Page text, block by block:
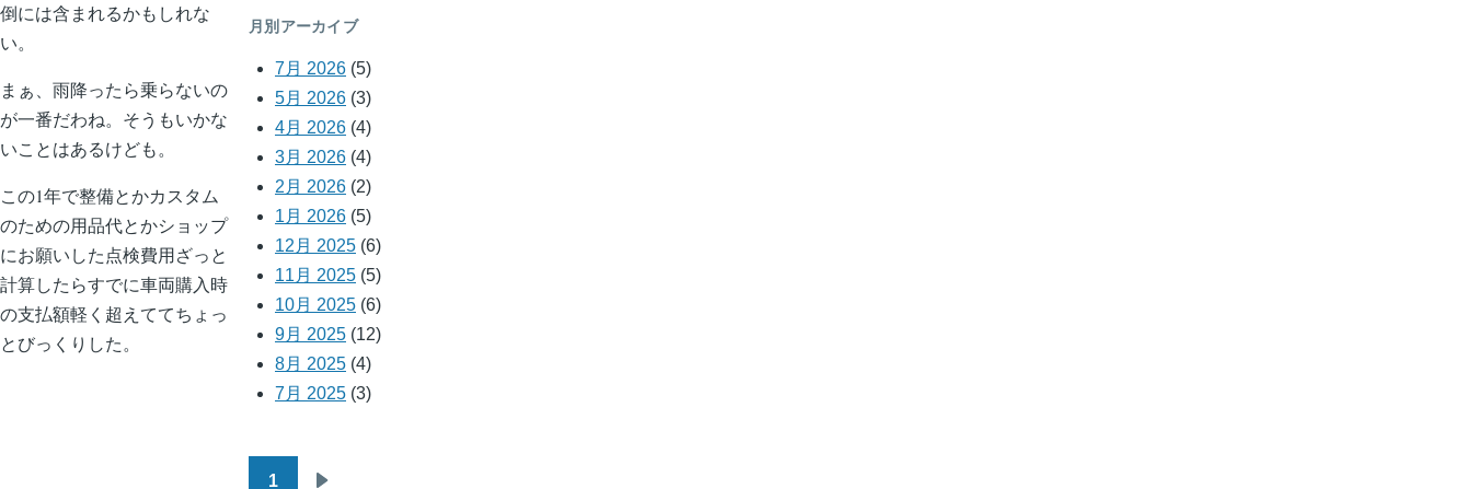
倒には含まれるかもしれな
い。
まぁ、雨降ったら乗らないの
が一番だわね。そうもいかな
いことはあるけども。
この1年で整備とかカスタム
のための用品代とかショップ
にお願いした点検費用ざっと
計算したらすでに車両購入時
の支払額軽く超えててちょっ
とびっくりした。
月別アーカイブ
7月 2026 (5)
5月 2026 (3)
4月 2026 (4)
3月 2026 (4)
2月 2026 (2)
1月 2026 (5)
12月 2025 (6)
11月 2025 (5)
10月 2025 (6)
9月 2025 (12)
8月 2025 (4)
7月 2025 (3)
1